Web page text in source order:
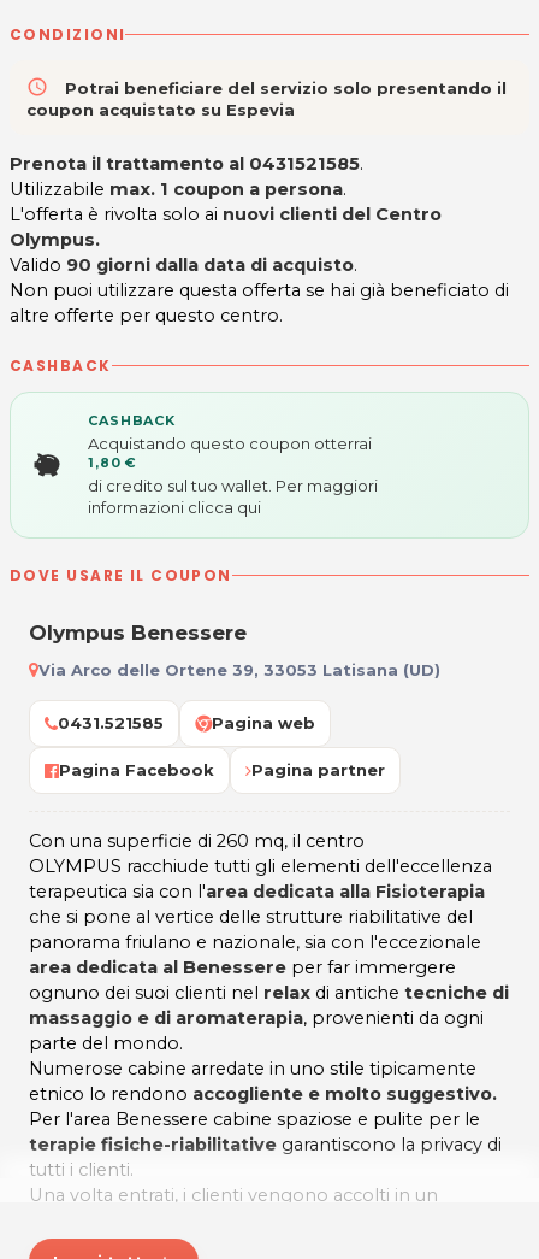
CONDIZIONI
access_time
Potrai beneficiare del servizio solo presentando il
coupon acquistato su Espevia
Prenota il trattamento al 0431521585.
Utilizzabile max. 1 coupon a persona.
L'offerta è rivolta solo ai nuovi clienti del Centro
Olympus.
Valido 90 giorni dalla data di acquisto.
Non puoi utilizzare questa offerta se hai già beneficiato di
altre offerte per questo centro.
CASHBACK
CASHBACK
Acquistando questo coupon otterrai
1,80 €
di credito sul tuo wallet. Per maggiori
informazioni clicca qui
DOVE USARE IL COUPON
Olympus Benessere
Via Arco delle Ortene 39, 33053 Latisana (UD)
0431.521585 Pagina web
Pagina Facebook Pagina partner
Con una superficie di 260 mq, il centro
OLYMPUS racchiude tutti gli elementi dell'eccellenza
terapeutica sia con l'area dedicata alla Fisioterapia
che si pone al vertice delle strutture riabilitative del
panorama friulano e nazionale, sia con l'eccezionale
area dedicata al Benessere per far immergere
ognuno dei suoi clienti nel relax di antiche tecniche di
massaggio e di aromaterapia, provenienti da ogni
parte del mondo.
Numerose cabine arredate in uno stile tipicamente
etnico lo rendono accogliente e molto suggestivo.
Per l'area Benessere cabine spaziose e pulite per le
terapie fisiche-riabilitative garantiscono la privacy di
tutti i clienti.
Una volta entrati, i clienti vengono accolti in un
surreale intriso di colori, profumi e musiche.